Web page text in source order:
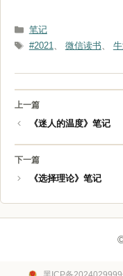
分
类
笔记
标
#2021、 微信读书、
《迷人的温度》笔记
《选择理论》笔记